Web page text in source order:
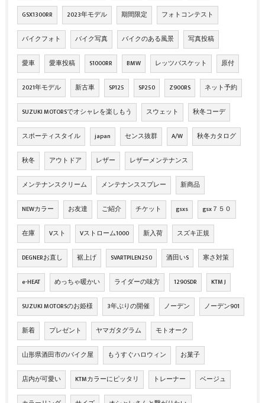
GSX1300RR 2023年モデル 期間限定 フォトコンテスト
バイクフォト バイク写真 バイクのある風景 写真投稿
愛車 愛車投稿 S1000RR BMW レッツバスケット 原付
2021年モデル 新古車 SP125 SP250 Z900RS ネット予約
SUZUKI MOTORSでオシャレを楽しもう スウェット 秋冬コーデ
スポーティスタイル japan センス抜群 A/W 秋冬カタログ
秋冬 アウトドア レザー レザーメンテナンス
メンテナンスクリーム メンテナンススプレー 新商品
NEWカラー お友達 ご紹介 チケット gsxs gsx７５０
在庫 Vスト Vストローム1000 新入荷 スズキ正規
DEGNERお直し 裾上げ SVARTPILEN250 酒田いS 寒さ対策
e-HEAT めっちゃ暖かい ライダーの味方 1290SDR KTM J
SUZUKI MOTORSのお姫様 3年ぶりの開催 ノーデン ノーデン901
新着 プレゼント ヤマガタグラム モトオーク
山形県酒田市のバイク屋 もうすぐハロウィン お菓子
店内が可愛い KTMカラーにピッタリ トレーナー ベージュ